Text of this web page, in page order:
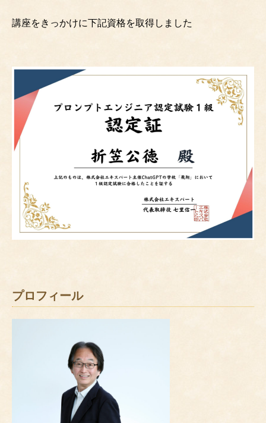
講座をきっかけに下記資格を取得しました
プロフィール